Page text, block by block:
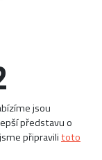
jsou
představu o
připravilitoto